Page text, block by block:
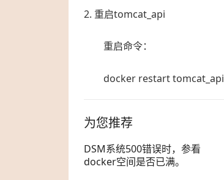
重启tomcat_api
重启命令：
docker restart tomcat_api
为您推荐
DSM系统500错误时，参看
docker空间是否已满。